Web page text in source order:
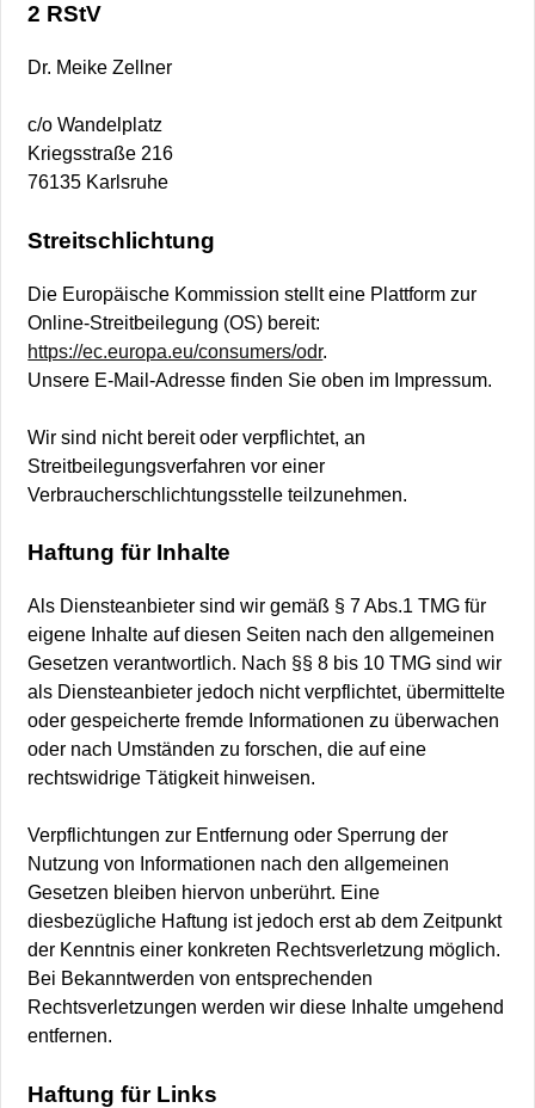
2 RStV
Dr. Meike Zellner
c/o Wandelplatz
Kriegsstraße 216
76135 Karlsruhe
Streitschlichtung
Die Europäische Kommission stellt eine Plattform zur
Online-Streitbeilegung (OS) bereit:
https://ec.europa.eu/consumers/odr.
Unsere E-Mail-Adresse finden Sie oben im Impressum.
Wir sind nicht bereit oder verpflichtet, an
Streitbeilegungsverfahren vor einer
Verbraucherschlichtungsstelle teilzunehmen.
Haftung für Inhalte
Als Diensteanbieter sind wir gemäß § 7 Abs.1 TMG für
eigene Inhalte auf diesen Seiten nach den allgemeinen
Gesetzen verantwortlich. Nach §§ 8 bis 10 TMG sind wir
als Diensteanbieter jedoch nicht verpflichtet, übermittelte
oder gespeicherte fremde Informationen zu überwachen
oder nach Umständen zu forschen, die auf eine
rechtswidrige Tätigkeit hinweisen.
Verpflichtungen zur Entfernung oder Sperrung der
Nutzung von Informationen nach den allgemeinen
Gesetzen bleiben hiervon unberührt. Eine
diesbezügliche Haftung ist jedoch erst ab dem Zeitpunkt
der Kenntnis einer konkreten Rechtsverletzung möglich.
Bei Bekanntwerden von entsprechenden
Rechtsverletzungen werden wir diese Inhalte umgehend
entfernen.
Haftung für Links